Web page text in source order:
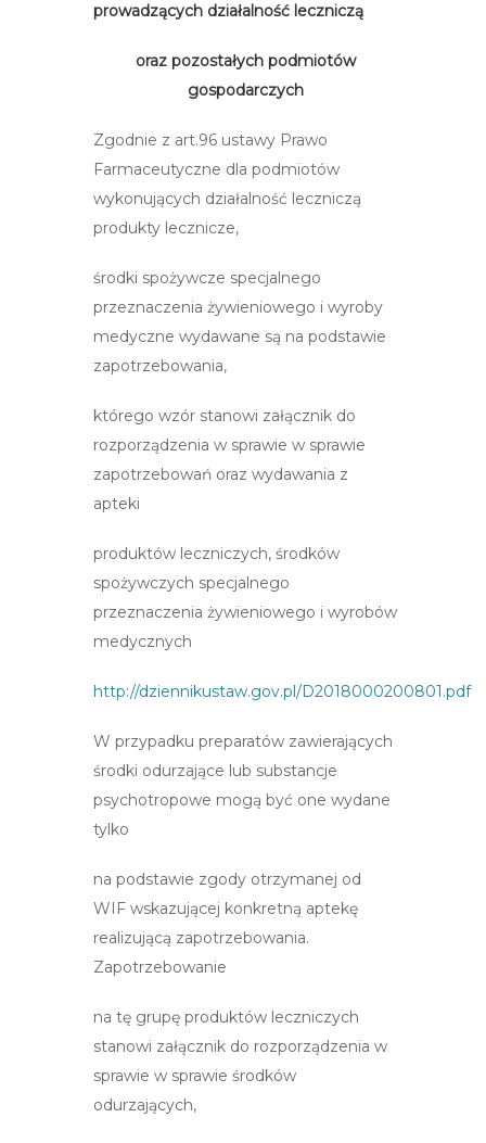
pacjent
dziecka
dziecka
dziecka
prowadzących działalność leczniczą
oraz pozostałych podmiotów
gospodarczych
Zgodnie z art.96 ustawy Prawo
Farmaceutyczne dla podmiotów
wykonujących działalność leczniczą
produkty lecznicze,
środki spożywcze specjalnego
przeznaczenia żywieniowego i wyroby
medyczne wydawane są na podstawie
zapotrzebowania,
którego wzór stanowi załącznik do
rozporządzenia w sprawie w sprawie
zapotrzebowań oraz wydawania z
apteki
produktów leczniczych, środków
spożywczych specjalnego
przeznaczenia żywieniowego i wyrobów
medycznych
http://dziennikustaw.gov.pl/D2018000200801.pdf
W przypadku preparatów zawierających
środki odurzające lub substancje
psychotropowe mogą być one wydane
tylko
na podstawie zgody otrzymanej od
WIF wskazującej konkretną aptekę
realizującą zapotrzebowania.
Zapotrzebowanie
na tę grupę produktów leczniczych
stanowi załącznik do rozporządzenia w
sprawie w sprawie środków
odurzających,